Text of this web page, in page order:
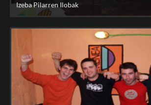
Izeba Pilarren Ilobak